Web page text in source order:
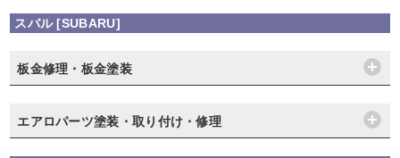
スバル [SUBARU]
板金修理・板金塗装
エアロパーツ塗装・取り付け・修理